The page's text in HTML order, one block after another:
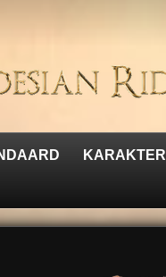
KARAKTER